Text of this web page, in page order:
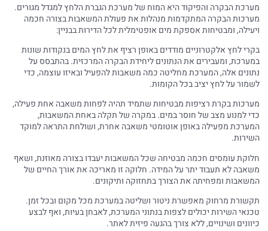
מערכת הבקרה והפיקוד היא המוח של מערכת הגברת הלחץ למגדל מגורים.
מערכות הבקרה המתקדמות מנהלות את פעולת המשאבות בצורה חכמה
ויעילה, ומבטיחות אספקת מים אופטימלית לכל הדירות בבניין:
בקרי לחץ אלקטרוניים מודדים באופן רציף את לחץ המים בנקודות שונות
במערכת, ומעבירים את הנתונים ליחידת הבקרה המרכזית. בהתבסס על
נתונים אלה, המערכת מחליטה כמה משאבות להפעיל ובאיזו עוצמה, כדי
לשמור על לחץ יציב בכל הקומות.
מערכות בקרת רציפות מבטיחות שתמיד תהיה לפחות משאבה אחת פעילה,
כדי למנוע מצב של חוסר במים. במקרה של תקלה באחת המשאבות,
המערכת מפעילה באופן אוטומטי משאבה אחרת, ושולחת התראה למוקד
השירות.
חלוקת עומסים חכמה מבטיחה שכל המשאבות יעבדו בצורה מאוזנת, ושאף
משאבה לא תעבוד יתר על המידה. חלוקה זו מאריכה את אורך החיים של
המשאבות ומפחיתה את הצורך בתחזוקה ותיקונים.
תקשורת מרחוק מאפשרת ניטור ושליטה במערכת מכל מקום ובכל זמן.
טכנאי השירות יכולים לצפות בנתוני המערכת, לאבחן בעיות, ואף לבצע
כיוונים ושינויים, ללא צורך בהגעה פיזית לאתר.